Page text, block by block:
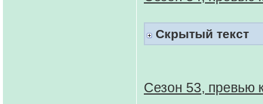
Скрытый текст
Сезон 53, превью